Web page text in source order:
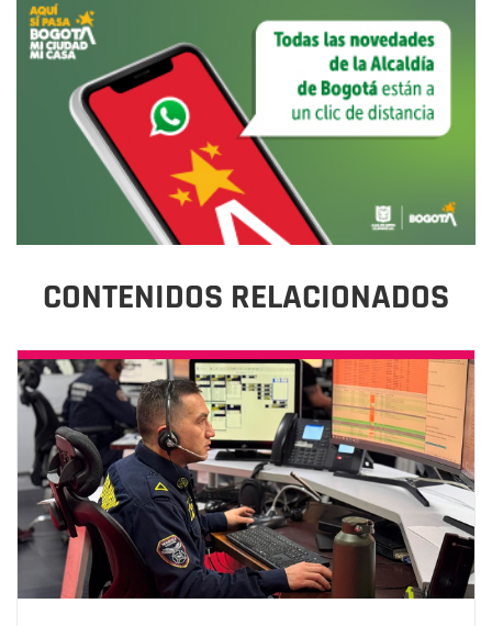
CONTENIDOS RELACIONADOS